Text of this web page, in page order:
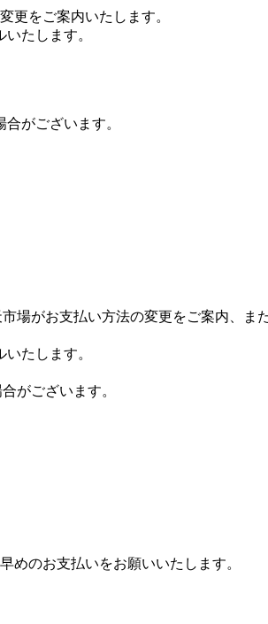
更をご案内いたします。
たします。
がございます。
場がお支払い方法の変更をご案内、ま
たします。
がございます。
めのお支払いをお願いいたします。